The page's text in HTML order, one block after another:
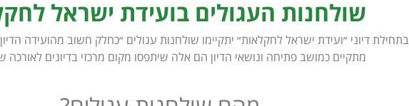
שולחנות העגולים בועידת ישראל
בתחילת דיוני ״ועידת ישראל לחקלאות״ יתקיימו שולחנות עגולים ״כחלק חשוב מהועידה
מתקיים כמושב פתיחה ונושאי הדיון הם אלה שיתפסו מקום מרכזי בדיונים לאורכה